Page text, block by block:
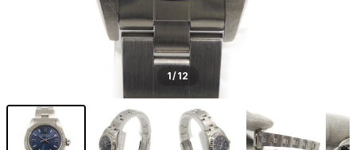
1/12